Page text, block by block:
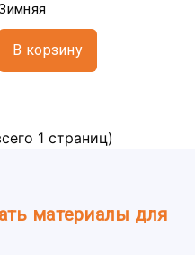
В корзину
1 страниц)
материалы для